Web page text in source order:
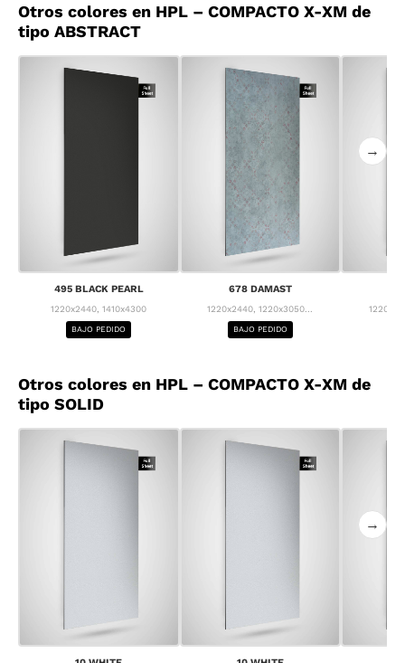
Otros colores en HPL – COMPACTO X-XM de
tipo ABSTRACT
495 BLACK PEARL
1220x2440, 1410x4300
BAJO PEDIDO
678 DAMAST
1220x2440, 1220x3050...
BAJO PEDIDO
→
Otros colores en HPL – COMPACTO X-XM de
tipo SOLID
→